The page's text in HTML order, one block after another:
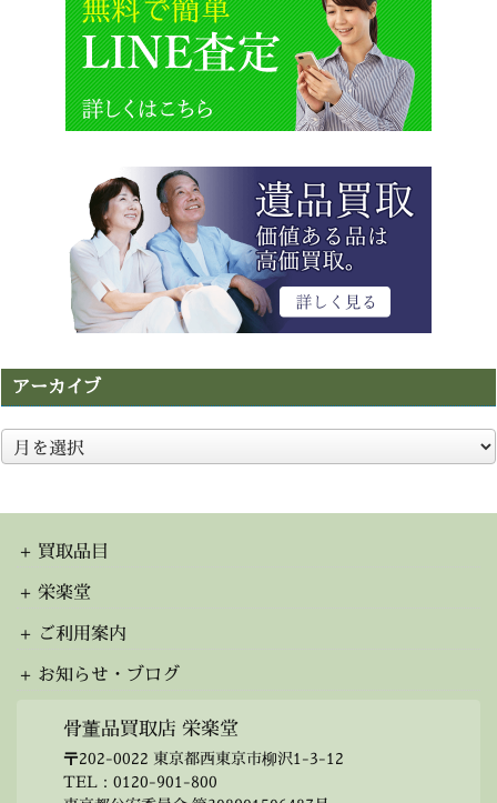
アーカイブ
ア
ー
イ
買取品目
栄楽堂
ご利用案内
お知らせ・ブログ
骨董品買取店 栄楽堂
〒202-0022 東京都西東京市柳沢1-3-12
TEL： 0120-901-800